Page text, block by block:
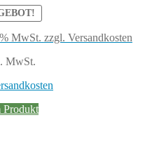
MwSt. zzgl. Versandkosten
MwSt.
Produkt